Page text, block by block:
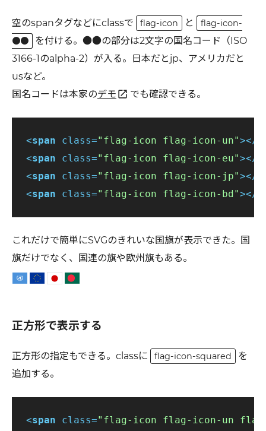
空のspanタグなどにclassで flag-icon と
flag-icon-
●●
を付ける。●●の部分は2文字の国名コード（ISO
3166-1のalpha-2）が入る。日本だとjp、アメリカだと
usなど。
国名コードは本家のデモ open_in_new でも確認できる。
<span class="flag-icon flag-icon-un"></
<span class="flag-icon flag-icon-eu"></
<span class="flag-icon flag-icon-jp"></
<span class="flag-icon flag-icon-bd"></
これだけで簡単にSVGのきれいな国旗が表示できた。国
旗だけでなく、国連の旗や欧州旗もある。
正方形で表示する
正方形の指定もできる。classに flag-icon-squared
を
追加する。
<span class="flag-icon flag-icon-un flag-